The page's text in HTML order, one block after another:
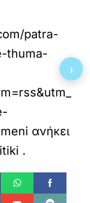
patra-
thuma-
ανήκει
.
›